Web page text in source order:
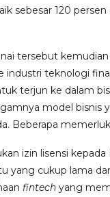
sebesar 120
tersebut
industri teknologi
terjun ke dalam
model bisnis
Beberapa
izin lisensi
yang cukup lama
fintech yang